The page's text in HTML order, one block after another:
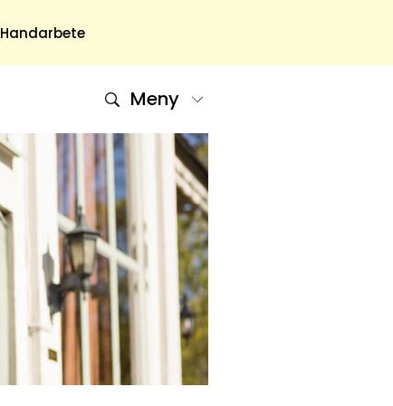
Handarbete
Om Oss
Om Oss & Kontakt
Tidningar Hos Allas.se
Nyhetsbrev
Om Cookies
Integritetspolicy
Skapa Konto
Hantera Preferenser
Meny